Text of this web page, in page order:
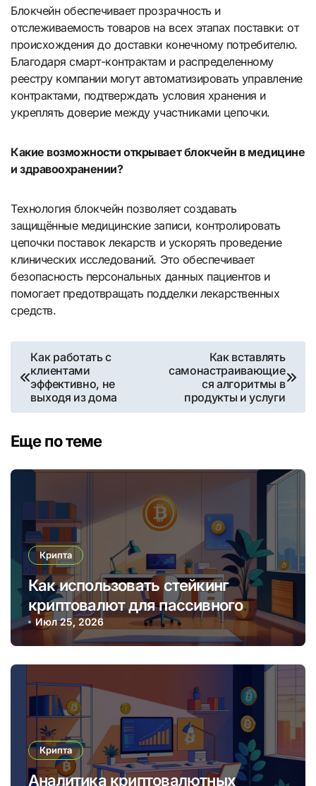
Блокчейн обеспечивает прозрачность и
отслеживаемость товаров на всех этапах поставки: от
происхождения до доставки конечному потребителю.
Благодаря смарт-контрактам и распределенному
реестру компании могут автоматизировать управление
контрактами, подтверждать условия хранения и
укреплять доверие между участниками цепочки.
Какие возможности открывает блокчейн в медицине
и здравоохранении?
Технология блокчейн позволяет создавать
защищённые медицинские записи, контролировать
цепочки поставок лекарств и ускорять проведение
клинических исследований. Это обеспечивает
безопасность персональных данных пациентов и
помогает предотвращать подделки лекарственных
средств.
Навигация
по
записям
Как работать с
клиентами
эффективно, не
выходя из дома
Как вставлять
самонастраивающие
ся алгоритмы в
продукты и услуги
Еще по теме
Крипта
Как использовать стейкинг
криптовалют для пассивного
дохода в 2025 году
Июл 25, 2026
Крипта
Аналитика криптовалютных